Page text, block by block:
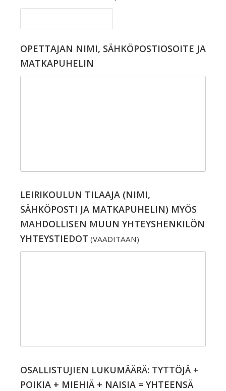
OPETTAJAN NIMI, SÄHKÖPOSTIOSOITE JA
MATKAPUHELIN
LEIRIKOULUN TILAAJA (NIMI,
SÄHKÖPOSTI JA MATKAPUHELIN) MYÖS
MAHDOLLISEN MUUN YHTEYSHENKILÖN
YHTEYSTIEDOT (VAADITAAN)
OSALLISTUJIEN LUKUMÄÄRÄ: TYTTÖJÄ +
POIKIA + MIEHIÄ + NAISIA = YHTEENSÄ